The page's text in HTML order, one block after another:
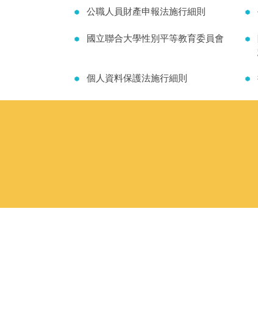
公職人員財產申報法施行細則
國立聯合大學性別平等教育委員會
個人資料保護法施行細則